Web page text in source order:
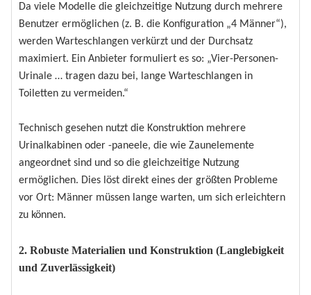
Da viele Modelle die gleichzeitige Nutzung durch mehrere
Benutzer ermöglichen (z. B. die Konfiguration „4 Männer“),
werden Warteschlangen verkürzt und der Durchsatz
maximiert. Ein Anbieter formuliert es so: „Vier-Personen-
Urinale … ​​tragen dazu bei, lange Warteschlangen in
Toiletten zu vermeiden.“
Technisch gesehen nutzt die Konstruktion mehrere
Urinalkabinen oder -paneele, die wie Zaunelemente
angeordnet sind und so die gleichzeitige Nutzung
ermöglichen. Dies löst direkt eines der größten Probleme
vor Ort: Männer müssen lange warten, um sich erleichtern
zu können.
2. Robuste Materialien und Konstruktion (Langlebigkeit
und Zuverlässigkeit)